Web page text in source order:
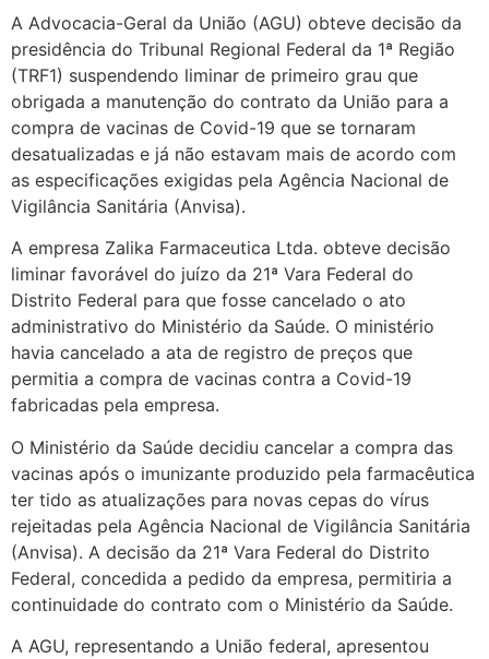
A Advocacia-Geral da União (AGU) obteve decisão da
presidência do Tribunal Regional Federal da 1ª Região
(TRF1) suspendendo liminar de primeiro grau que
obrigada a manutenção do contrato da União para a
compra de vacinas de Covid-19 que se tornaram
desatualizadas e já não estavam mais de acordo com
as especificações exigidas pela Agência Nacional de
Vigilância Sanitária (Anvisa).
A empresa Zalika Farmaceutica Ltda. obteve decisão
liminar favorável do juízo da 21ª Vara Federal do
Distrito Federal para que fosse cancelado o ato
administrativo do Ministério da Saúde. O ministério
havia cancelado a ata de registro de preços que
permitia a compra de vacinas contra a Covid-19
fabricadas pela empresa.
O Ministério da Saúde decidiu cancelar a compra das
vacinas após o imunizante produzido pela farmacêutica
ter tido as atualizações para novas cepas do vírus
rejeitadas pela Agência Nacional de Vigilância Sanitária
(Anvisa). A decisão da 21ª Vara Federal do Distrito
Federal, concedida a pedido da empresa, permitiria a
continuidade do contrato com o Ministério da Saúde.
A AGU, representando a União federal, apresentou